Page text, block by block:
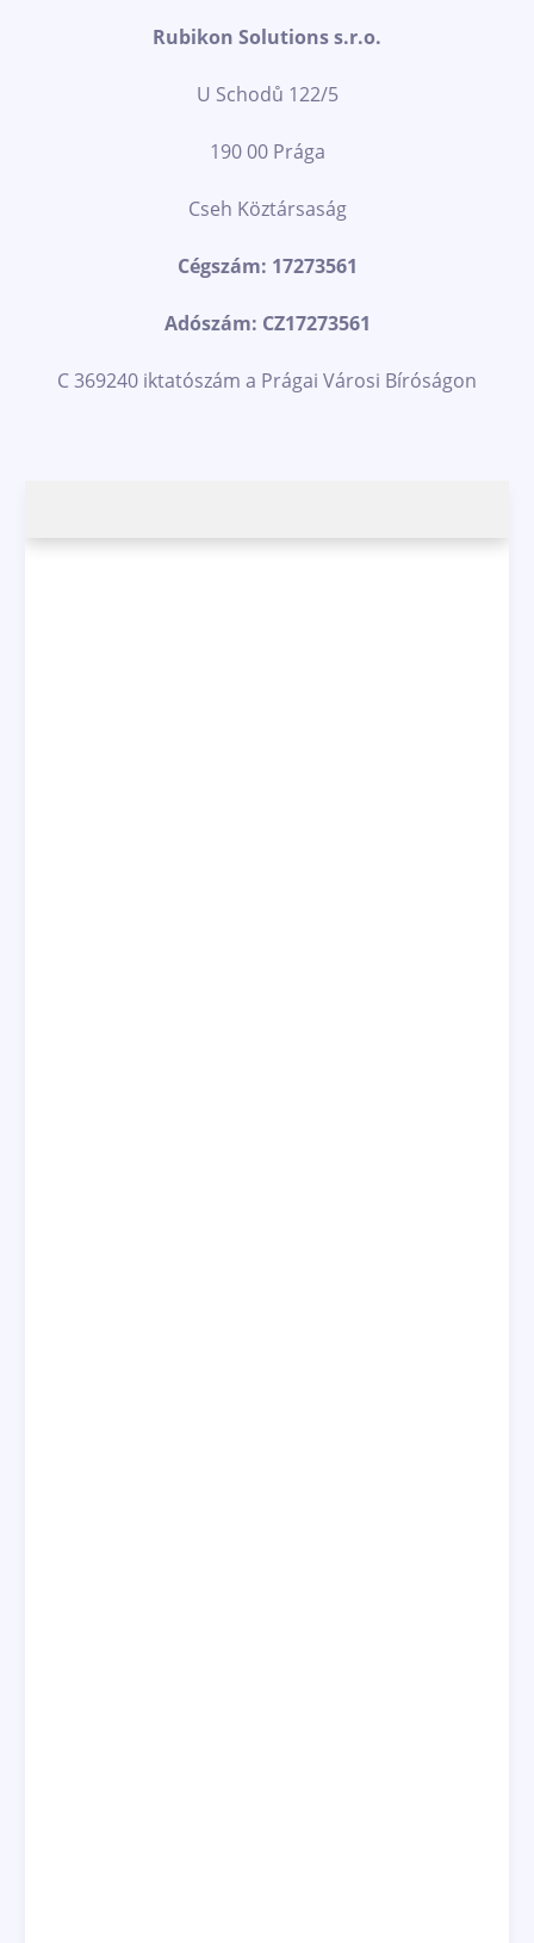
Rubikon Solutions s.r.o.
U Schodů 122/5
190 00 Prága
Cseh Köztársaság
Cégszám: 17273561
Adószám: CZ17273561
C 369240 iktatószám a Prágai Városi Bíróságon